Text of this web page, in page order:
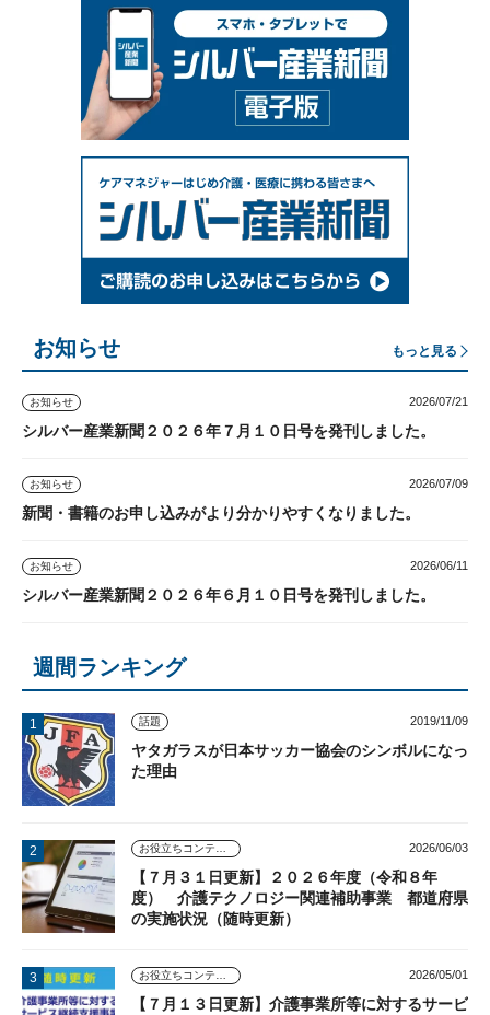
お知らせ もっと見る
お知らせ 2026/07/21
シルバー産業新聞２０２６年７月１０日号を発刊しました。
お知らせ 2026/07/09
新聞・書籍のお申し込みがより分かりやすくなりました。
お知らせ 2026/06/11
シルバー産業新聞２０２６年６月１０日号を発刊しました。
週間ランキング
話題 2019/11/09
ヤタガラスが日本サッカー協会のシンボルになっ
た理由
2026/06/03
【７月３１日更新】２０２６年度（令和８年
度） 介護テクノロジー関連補助事業 都道府県
の実施状況（随時更新）
2026/05/01
【７月１３日更新】介護事業所等に対するサービ